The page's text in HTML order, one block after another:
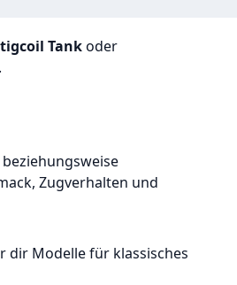
Tankoder
Zugverhalten und
dir Modelle für klassisches